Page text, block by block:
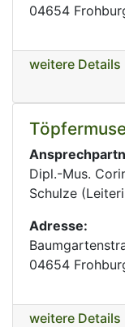
04654
weitere Details
Dipl.-Mus.
Schulze
Adresse:
04654
weitere Details